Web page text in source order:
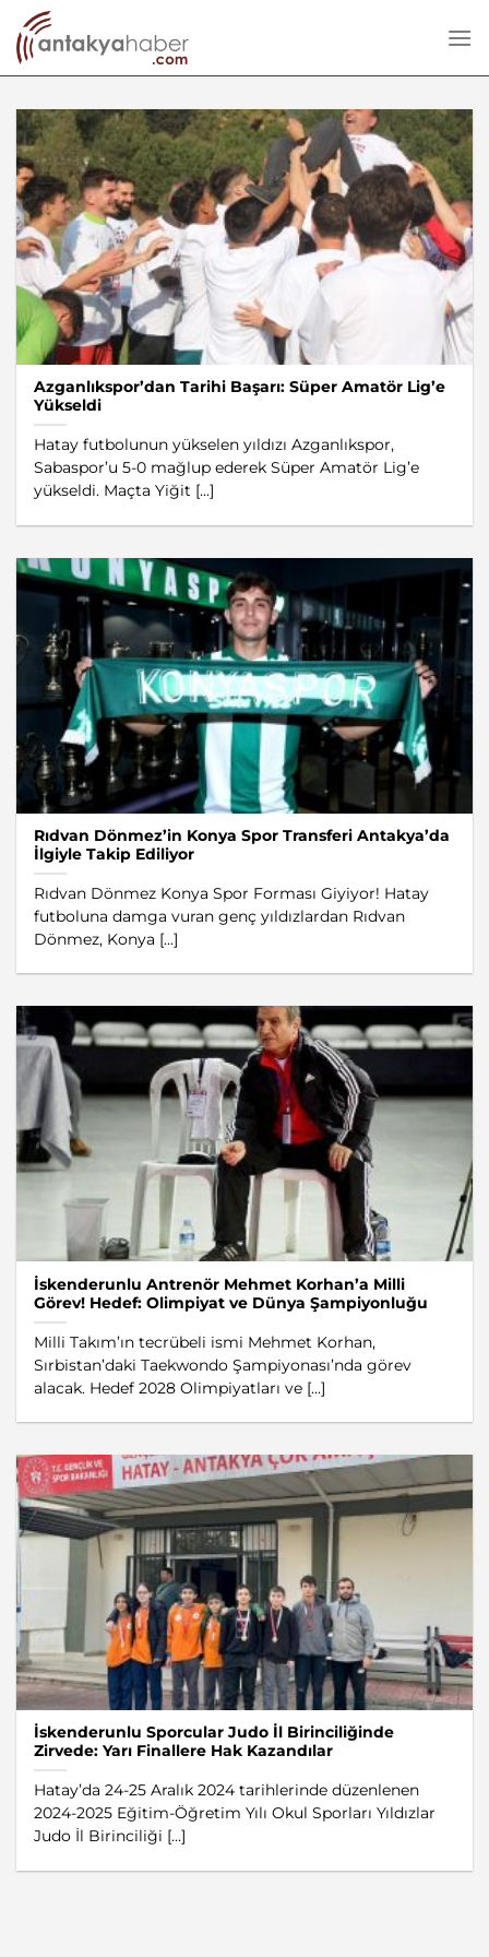
İçeriğe
atla
Azganlıkspor’dan Tarihi Başarı: Süper Amatör Lig’e
Yükseldi
Hatay futbolunun yükselen yıldızı Azganlıkspor,
Sabaspor’u 5-0 mağlup ederek Süper Amatör Lig’e
yükseldi. Maçta Yiğit [...]
Rıdvan Dönmez’in Konya Spor Transferi Antakya’da
İlgiyle Takip Ediliyor
Rıdvan Dönmez Konya Spor Forması Giyiyor! Hatay
futboluna damga vuran genç yıldızlardan Rıdvan
Dönmez, Konya [...]
İskenderunlu Antrenör Mehmet Korhan’a Milli
Görev! Hedef: Olimpiyat ve Dünya Şampiyonluğu
Milli Takım’ın tecrübeli ismi Mehmet Korhan,
Sırbistan’daki Taekwondo Şampiyonası’nda görev
alacak. Hedef 2028 Olimpiyatları ve [...]
İskenderunlu Sporcular Judo İl Birinciliğinde
Zirvede: Yarı Finallere Hak Kazandılar
Hatay’da 24-25 Aralık 2024 tarihlerinde düzenlenen
2024-2025 Eğitim-Öğretim Yılı Okul Sporları Yıldızlar
Judo İl Birinciliği [...]